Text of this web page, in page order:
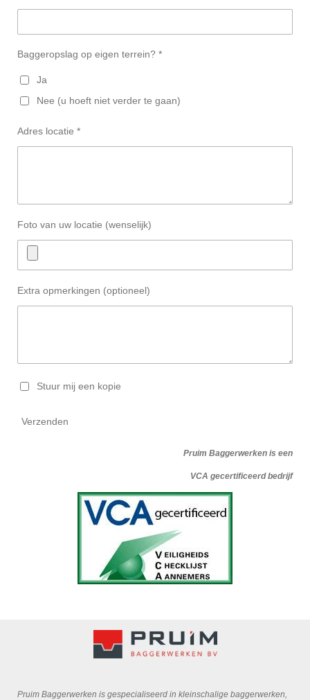
Baggeropslag op eigen terrein? *
Ja
Nee (u hoeft niet verder te gaan)
Adres locatie *
Foto van uw locatie (wenselijk)
Extra opmerkingen (optioneel)
Stuur mij een kopie
Verzenden
Pruim Baggerwerken is een
VCA gecertificeerd bedrijf
Pruim Baggerwerken is gespecialiseerd in kleinschalige baggerwerken,